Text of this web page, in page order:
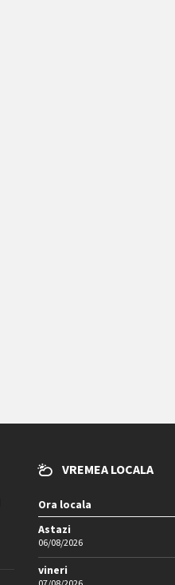
VREMEA LOCALA
Ora locala
Astazi
06/08/2026
vineri